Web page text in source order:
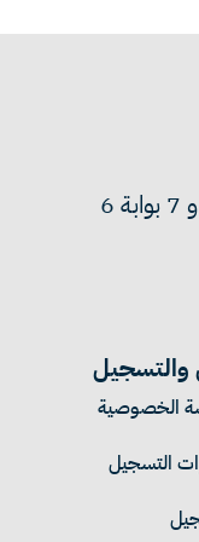
والتسجيل
الخصوصية
التسجيل